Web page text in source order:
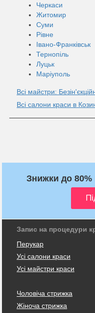
Черкаси
Житомир
Суми
Рівне
Івано-Франківськ
Тернопіль
Луцьк
Маріуполь
Всі майстри:
Всі салони краси в
Знижки до 80%
Запис на процедури
Перукар
Усі салони краси
Усі майстри краси
Чоловіча стрижка
Жіноча стрижка